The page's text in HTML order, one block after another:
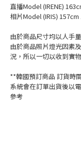
直播Model (IRENE)
相片Model (IRIS)
由於商品尺寸均以人手
由於商品照片燈光因素
況，所以一切以收到實
**韓國預訂商品 訂貨時
系統會在訂單出貨後以
參考